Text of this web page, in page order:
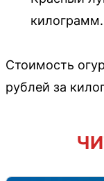
килограмм.
Стоимость
рублей за